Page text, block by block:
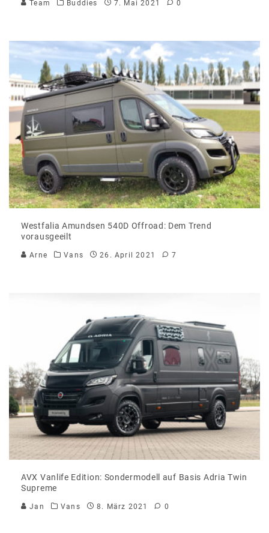
Team Buddies 7. Mai 2021 0
Westfalia Amundsen 540D Offroad: Dem Trend
vorausgeeilt
Arne Vans 26. April 2021 7
AVX Vanlife Edition: Sondermodell auf Basis Adria Twin
Supreme
Jan Vans 8. März 2021 0